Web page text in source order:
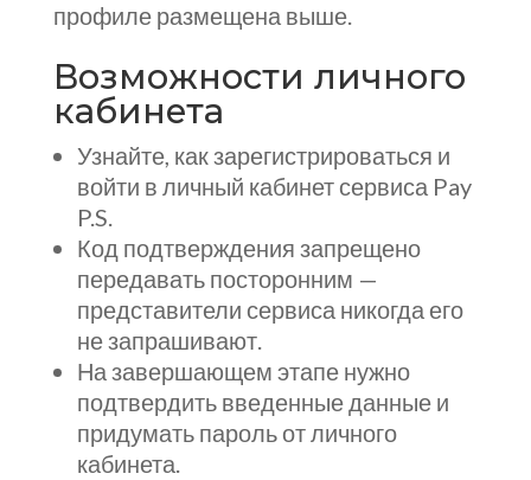
профиле размещена выше.
Возможности личного
кабинета
Узнайте, как зарегистрироваться и
войти в личный кабинет сервиса Pay
P.S.
Код подтверждения запрещено
передавать посторонним —
представители сервиса никогда его
не запрашивают.
На завершающем этапе нужно
подтвердить введенные данные и
придумать пароль от личного
кабинета.